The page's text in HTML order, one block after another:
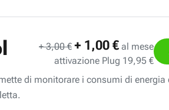
+ 3,00 € + 1,00 € al mese
attivazione Plug 19,95 €
di monitorare i consumi di